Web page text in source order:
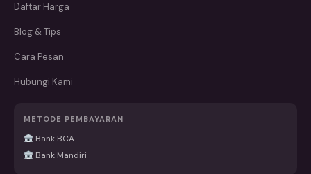
Daftar Harga
Blog & Tips
Cara Pesan
Hubungi Kami
METODE PEMBAYARAN
Bank BCA
Bank Mandiri